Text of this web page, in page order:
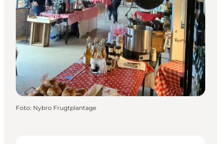
Foto: Nybro Frugtplantage